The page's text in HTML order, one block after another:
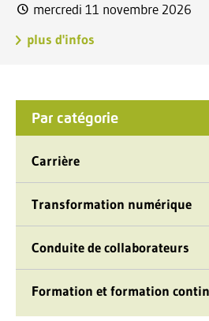
mercredi 11 novembre 2026
plus d'infos
Par catégorie
Carrière
Transformation numérique
Conduite de collaborateurs
Formation et formation